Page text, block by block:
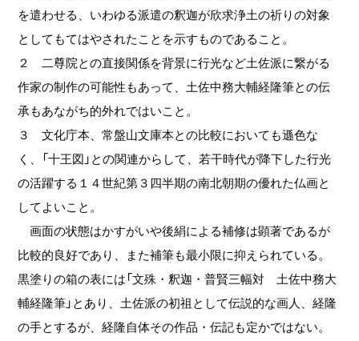
を遣わせる、いわゆる派遣の釈迦が欣求浄土の祈りの対象
としてもてはやされたことを示すものであること。
２ 二尊院との直接関係を背景に行光など土佐派に繋がる
作家の制作の可能性もあって、土佐中務大輔経隆筆との伝
承もあながち的外れではいこと。
３ 文化庁本、常盤山文庫本との比較においても遜色な
く、「十王図」との関連からして、若干時代が降下した行光
の活躍する１４世紀第３四半期の南北朝期の優れた仏画と
してよいこと。
画面の状態はかすがいや後絹による補修は顕著であるが
比較的良好であり、また補筆も最小限に抑えられている。
黒塗りの箱の表には「文殊・釈迦・普賢三幅対 土佐中務大
輔経隆筆」とあり、土佐派の初祖として伝説的な画人、経隆
の手とするが、経隆自体その作品・伝記も定かではない。